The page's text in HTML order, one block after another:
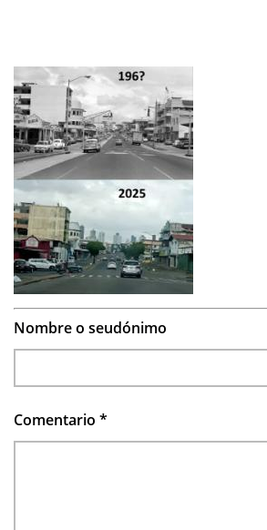
Nombre o seudónimo
Comentario *